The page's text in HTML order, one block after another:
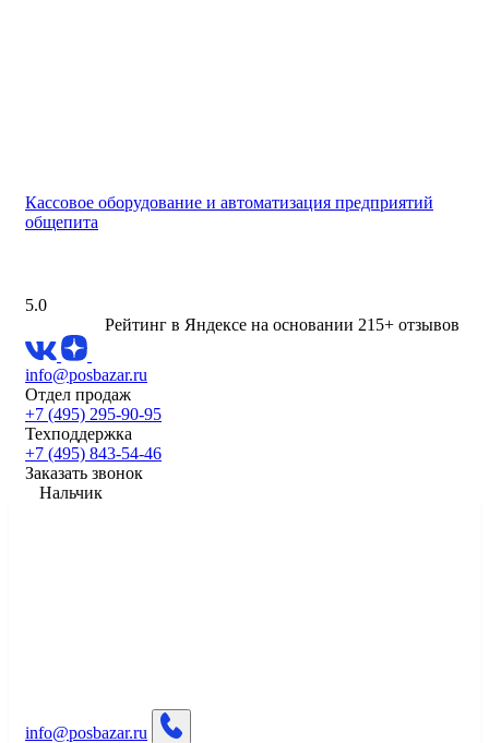
Кассовое оборудование и автоматизация предприятий
общепита
5.0
Рейтинг в Яндексе на основании 215+ отзывов
info@posbazar.ru
Отдел продаж
+7 (495) 295-90-95
Техподдержка
+7 (495) 843-54-46
Заказать звонок
Нальчик
info@posbazar.ru